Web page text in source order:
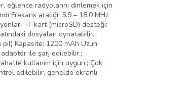
eğlence radyolarını dinlemek için
Frekans aralığı: 5.9 – 18.0 MHz
TF kart (microSD) desteği:
dosyaları oynatabilir.;
Kapasite: 1200 mAh Uzun
adaptör ile şarj edilebilir.;
kullanım için uygun.; Çok
edilebilir, genelde ekranlı